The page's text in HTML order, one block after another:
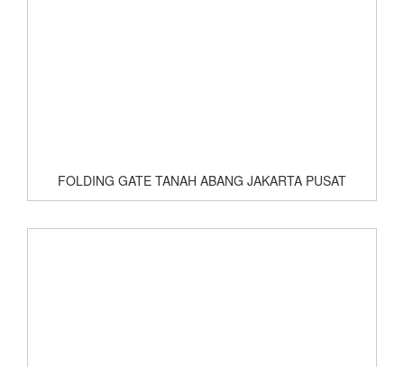
FOLDING GATE TANAH ABANG JAKARTA PUSAT